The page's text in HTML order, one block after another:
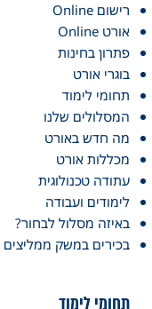
רישום Online
אורט Online
פתרון בחינות
בוגרי אורט
תחומי לימוד
המסלולים שלנו
מה חדש באורט
מכללות אורט
עתודה טכנולוגית
לימודים ועבודה
באיזה מסלול לבחור?
בכירים במשק ממליצים